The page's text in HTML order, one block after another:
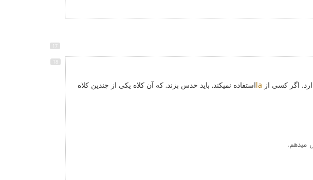
اگر کسی از laاستفاده نمیکند, باید حدس بزند, که آن کلاه یکی از چندین کلاه
میدهم.